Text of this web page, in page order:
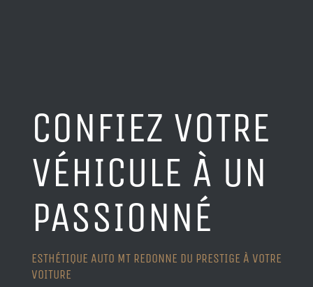
CONFIEZ VOTRE
VÉHICULE À UN
PASSIONNÉ
ESTHÉTIQUE AUTO MT REDONNE DU PRESTIGE À VOTRE
VOITURE